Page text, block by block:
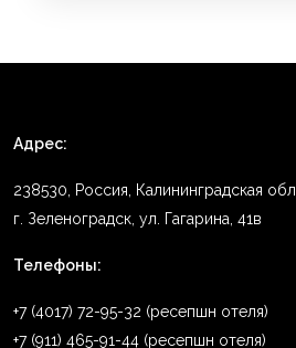
Адрес:
238530, Россия, Калининградская обл.,
г. Зеленоградск, ул. Гагарина, 41в
Телефоны:
+7 (4017) 72-95-32 (ресепшн отеля)
+7 (911) 465-91-44 (ресепшн отеля)